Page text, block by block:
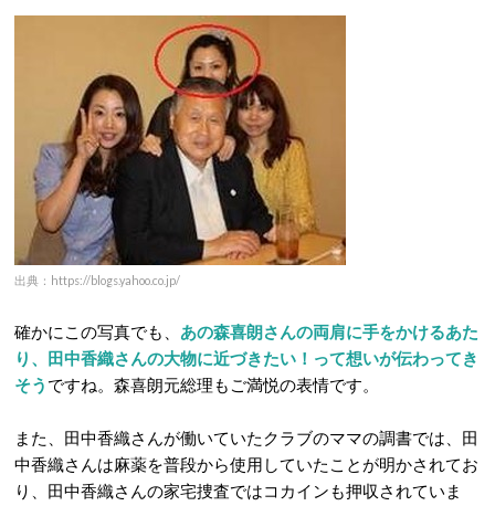
出典：https://blogs.yahoo.co.jp/
確かにこの写真でも、 あの森喜朗さんの両肩に手をかけるあた
り、田中香織さんの大物に近づきたい！って想いが伝わってき
そう ですね。森喜朗元総理もご満悦の表情です。
また、田中香織さんが働いていたクラブのママの調書では、田
中香織さんは麻薬を普段から使用していたことが明かされてお
り、田中香織さんの家宅捜査ではコカインも押収されていま